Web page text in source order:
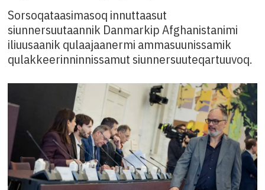
Sorsoqataasimasoq innuttaasut
siunnersuutaannik Danmarkip Afghanistanimi
iliuusaanik qulaajaanermi ammasuunissamik
qulakkeerinninnissamut siunnersuuteqartuuvoq.